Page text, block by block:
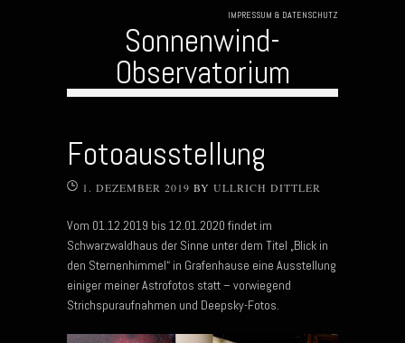
IMPRESSUM & DATENSCHUTZ
Sonnenwind-
Observatorium
Fotoausstellung
1. DEZEMBER 2019 BY ULLRICH DITTLER
Vom 01.12.2019 bis 12.01.2020 findet im
Schwarzwaldhaus der Sinne unter dem Titel „Blick in
den Sternenhimmel“ in Grafenhause eine Ausstellung
einiger meiner Astrofotos statt – vorwiegend
Strichspuraufnahmen und Deepsky-Fotos.